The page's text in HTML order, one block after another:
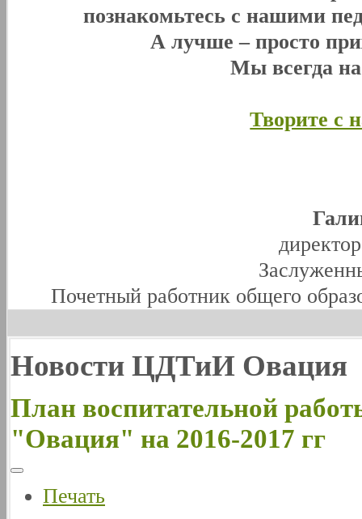
познакомьтесь с нашими
А лучше – просто
Мы всегда
Творите с
Почетный работник общего
Новости ЦДТиИ Овация
План воспитательной
"Овация" на 2016-2017 гг
Печать